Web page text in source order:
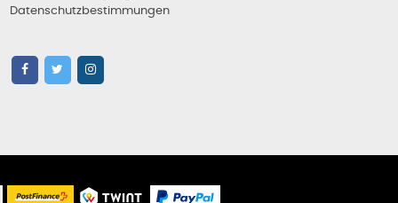
Datenschutzbestimmungen